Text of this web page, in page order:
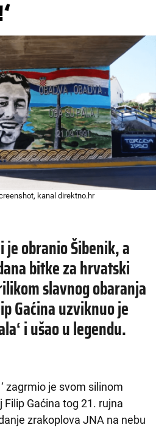
kanal direktno.hr
obranio Šibenik, a
bitke za hrvatski
slavnog obaranja
Gaćina uzviknuo je
i ušao u legendu.
zagrmio je svom silinom
Gaćina tog 21. rujna
zrakoplova JNA na nebu